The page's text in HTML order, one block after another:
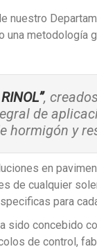
nuestro
una metodología
,
de
hormigón y
en
de cualquier
para
sido concebido
de control,